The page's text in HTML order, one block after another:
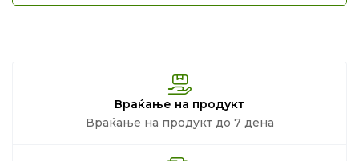
Враќање на продукт
Враќање на продукт до 7 дена